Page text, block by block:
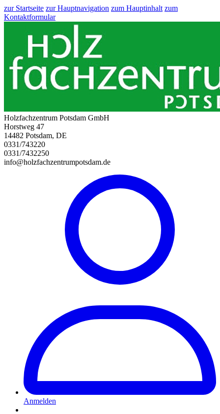
zur Startseite zur Hauptnavigation zum Hauptinhalt zum
Kontaktformular
Holzfachzentrum Potsdam GmbH
Horstweg 47
14482 Potsdam, DE
0331/743220
0331/7432250
info@holzfachzentrumpotsdam.de
Anmelden